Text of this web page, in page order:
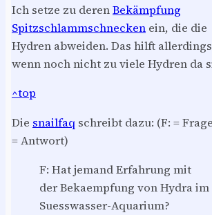
Ich setze zu derenBekämpfung
Spitzschlammschnecken ein, die die
Hydren abweiden. Das hilft
wenn noch nicht zu viele Hydren da
^top
Die snailfaq schreibt dazu: (F: =
= Antwort)
F: Hat jemand Erfahrung mit
der Bekaempfung von Hydra im
Suesswasser-Aquarium?